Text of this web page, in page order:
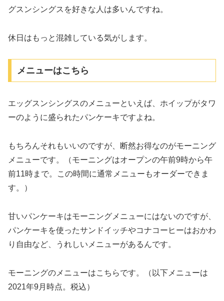
グスンシングスを好きな人は多いんですね。
休日はもっと混雑している気がします。
メニューはこちら
エッグスンシングスのメニューといえば、ホイップがタワ
ーのように盛られたパンケーキですよね。
もちろんそれもいいのですが、断然お得なのがモーニング
メニューです。（モーニングはオープンの午前9時から午
前11時まで。この時間に通常メニューもオーダーできま
す。）
甘いパンケーキはモーニングメニューにはないのですが、
パンケーキを使ったサンドイッチやコナコーヒーはおかわ
り自由など、うれしいメニューがあるんです。
モーニングのメニューはこちらです。（以下メニューは
2021年9月時点。税込）